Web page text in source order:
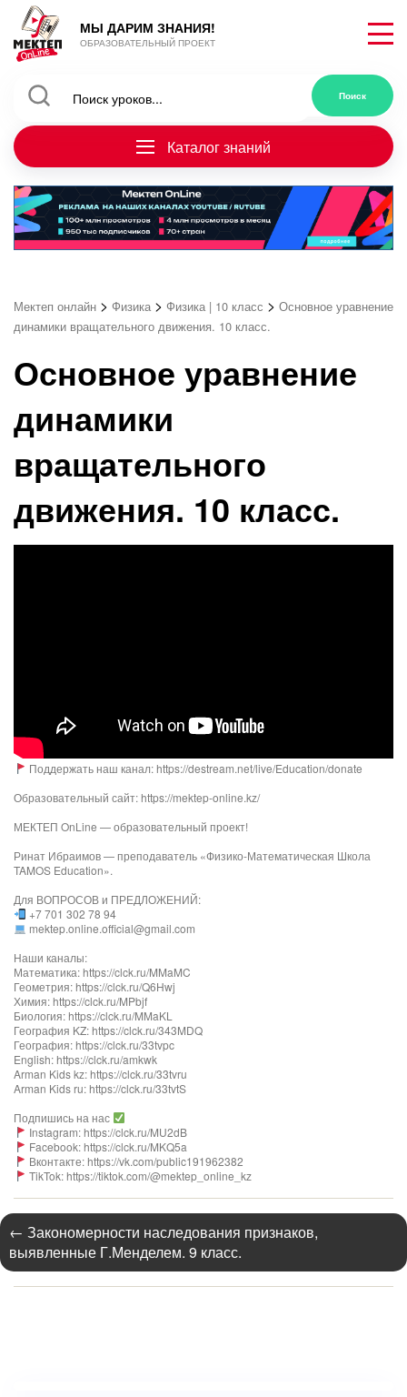
МЫ ДАРИМ ЗНАНИЯ!
ОБРАЗОВАТЕЛЬНЫЙ ПРОЕКТ
Каталог знаний
Мектеп онлайн > Физика > Физика | 10 класс > Основное уравнение
динамики вращательного движения. 10 класс.
Основное уравнение
динамики
вращательного
движения. 10 класс.
Поддержать наш канал: https://destream.net/live/Education/donate
Образовательный сайт: https://mektep-online.kz/
МЕКТЕП OnLine — образовательный проект!
Ринат Ибраимов — преподаватель «Физико-Математическая Школа
TAMOS Education».
Для ВОПРОСОВ и ПРЕДЛОЖЕНИЙ:
+7 701 302 78 94
mektep.online.official@gmail.com
Наши каналы:
Математика: https://clck.ru/MMaMC
Геометрия: https://clck.ru/Q6Hwj
Химия: https://clck.ru/MPbjf​
Биология: https://clck.ru/MMaKL​​​​​​
География KZ: https://clck.ru/343MDQ
География: https://clck.ru/33tvpc
English: https://clck.ru/amkwk
Arman Kids kz: https://clck.ru/33tvru
Arman Kids ru: https://clck.ru/33tvtS
Подпишись на нас
Instagram: https://clck.ru/MU2dB
Facebook: https://clck.ru/MKQ5a
Вконтакте: https://vk.com/public191962382
TikTok: https://tiktok.com/@mektep_online_kz
← Закономерности наследования признаков,
выявленные Г.Менделем. 9 класс.